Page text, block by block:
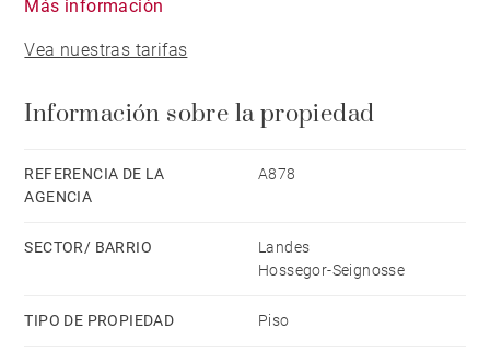
bedroom apartment is on the first floor. The interior
terrace, 2 bedrooms with access to a balcony, and a
The residence is equipped with an elevator. The
property also includes a garage and an underground
Más información
Vea nuestras tarifas
Información sobre la propiedad
REFERENCIA DE LA
AGENCIA
A878
SECTOR/ BARRIO
Landes
Hossegor-Seignosse
TIPO DE PROPIEDAD Piso